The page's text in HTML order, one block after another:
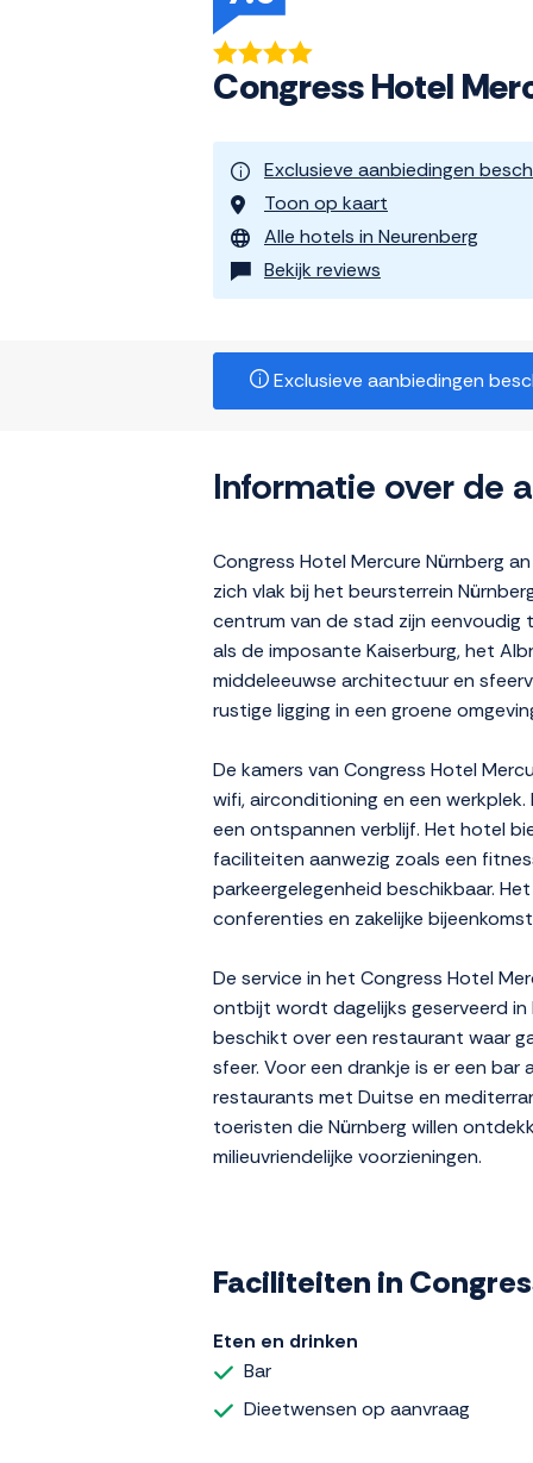
Congress Hotel
Exclusieve aanbiedingen
Toon op kaart
Alle hotels in Neurenberg
Bekijk reviews
Exclusieve aanbiedingen
Informatie over de
Congress Hotel Mercure Nürnberg
zich vlak bij het beursterrein
centrum van de stad zijn eenvoudig
als de imposante Kaiserburg, het
middeleeuwse architectuur en
rustige ligging in een groene
De kamers van Congress Hotel
wifi, airconditioning en een
een ontspannen verblijf. Het hotel
faciliteiten aanwezig zoals een
parkeergelegenheid beschikbaar.
conferenties en zakelijke
De service in het Congress Hotel
ontbijt wordt dagelijks geserveerd
beschikt over een restaurant waar
sfeer. Voor een drankje is er een
restaurants met Duitse en
toeristen die Nürnberg willen
milieuvriendelijke voorzieningen.
Faciliteiten in
Eten en drinken
Bar
Dieetwensen op aanvraag